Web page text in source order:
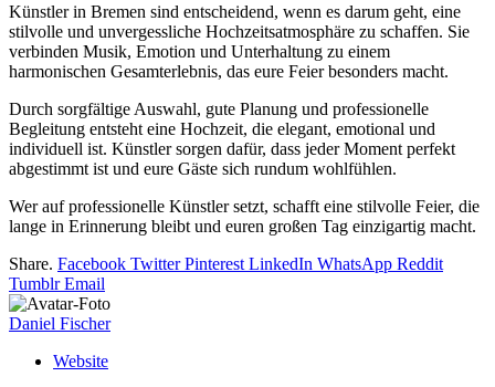
Künstler in Bremen sind entscheidend, wenn es darum geht, eine
stilvolle und unvergessliche Hochzeitsatmosphäre zu schaffen. Sie
verbinden Musik, Emotion und Unterhaltung zu einem
harmonischen Gesamterlebnis, das eure Feier besonders macht.
Durch sorgfältige Auswahl, gute Planung und professionelle
Begleitung entsteht eine Hochzeit, die elegant, emotional und
individuell ist. Künstler sorgen dafür, dass jeder Moment perfekt
abgestimmt ist und eure Gäste sich rundum wohlfühlen.
Wer auf professionelle Künstler setzt, schafft eine stilvolle Feier, die
lange in Erinnerung bleibt und euren großen Tag einzigartig macht.
Share. Facebook Twitter Pinterest LinkedIn WhatsApp Reddit
Tumblr Email
Daniel Fischer
Website